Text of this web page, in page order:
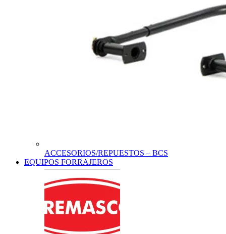
ACCESORIOS/REPUESTOS – BCS
EQUIPOS FORRAJEROS